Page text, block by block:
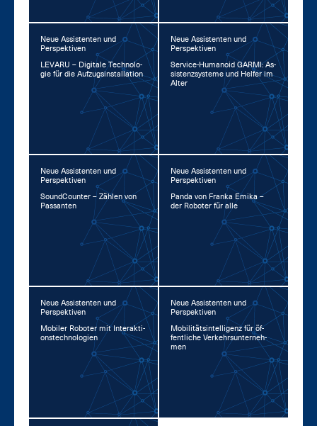
Neue Assistenten und
Perspektiven
LE­VA­RU – Di­gi­ta­le Tech­no­lo­
gie für die Auf­zug­s­in­stal­la­ti­on
Neue Assistenten und
Perspektiven
Ser­vice-Hu­ma­no­id GAR­MI: As­
sis­tenz­sys­te­me und Hel­fer im
Al­ter
Neue Assistenten und
Perspektiven
Sound­Coun­ter – Zäh­len von
Pas­san­ten
Neue Assistenten und
Perspektiven
Pan­da von Fran­ka Emi­ka –
der Ro­bo­ter für al­le
Neue Assistenten und
Perspektiven
Mo­bi­ler Ro­bo­ter mit In­ter­ak­ti­
ons­tech­no­lo­gi­en
Neue Assistenten und
Perspektiven
Mo­bi­li­täts­in­tel­li­genz für öf­
fent­li­che Ver­kehrs­un­ter­neh­
men